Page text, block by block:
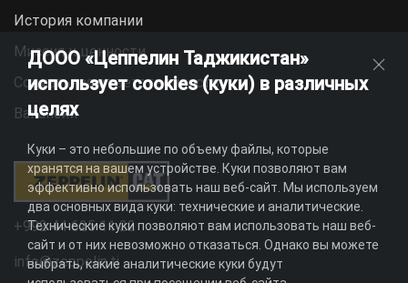
История компании
Миссия и ценности
Социальная ответственность
Вакансии
+992 44 625 11 22
info@zeppelin.tj
ДООО «Цеппелин Таджикистан»
использует cookies (куки) в различных
целях
Куки – это небольшие по объему файлы, которые
хранятся на вашем устройстве. Куки позволяют вам
эффективно использовать наш веб-сайт. Мы используем
два основных вида куки: технические и аналитические.
Технические куки позволяют вам использовать наш веб-
сайт и от них невозможно отказаться. Однако вы можете
выбрать, какие аналитические куки будут